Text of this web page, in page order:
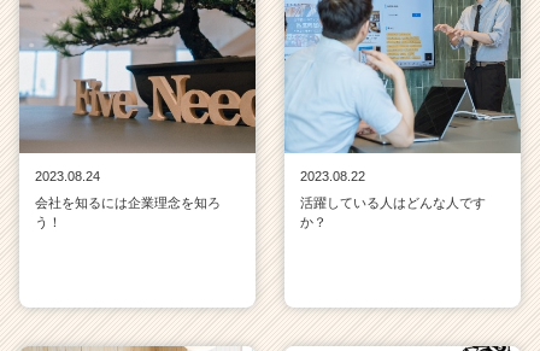
2023.08.24
会社を知るには企業理念を知ろ
う！
2023.08.22
活躍している人はどんな人です
か？